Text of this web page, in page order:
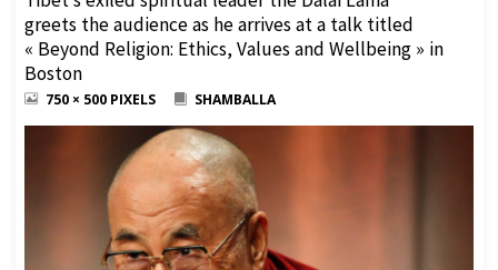
greets the audience as he arrives at a talk titled
« Beyond Religion: Ethics, Values and Wellbeing » in
Boston
FULL750 × 500 PIXELS SHAMBALLA